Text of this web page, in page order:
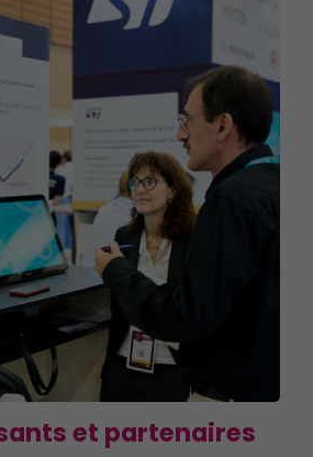
et partenaires